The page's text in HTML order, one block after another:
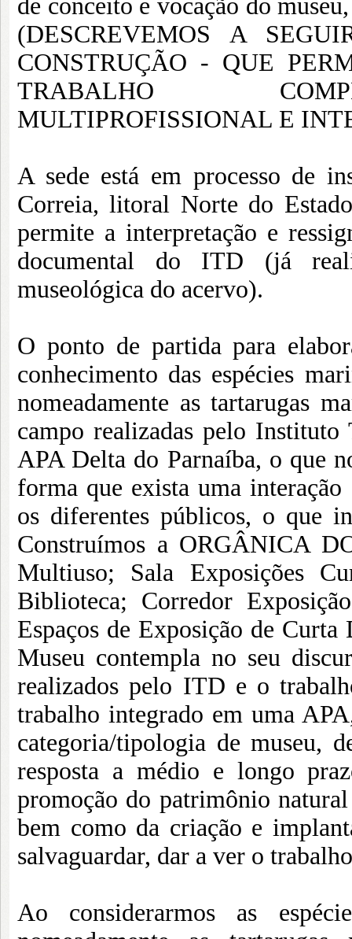
de conceito e vocação do
(DESCREVEMOS A
CONSTRUÇÃO - QUE
TRABALHO
MULTIPROFISSIONAL E
A sede está em processo de
Correia, litoral Norte do
permite a interpretação e
documental do ITD (já
museológica do acervo).
O ponto de partida para
conhecimento das espécies
nomeadamente as tartarugas
campo realizadas pelo
APA Delta do Parnaíba, o que
forma que exista uma
os diferentes públicos, o que
Construímos a ORGÂNICA
Multiuso; Sala Exposições
Biblioteca; Corredor
Espaços de Exposição de
Museu contempla no seu
realizados pelo ITD e o
trabalho integrado em uma
categoria/tipologia de museu,
resposta a médio e longo
promoção do patrimônio
bem como da criação e
salvaguardar, dar a ver o
Ao considerarmos as